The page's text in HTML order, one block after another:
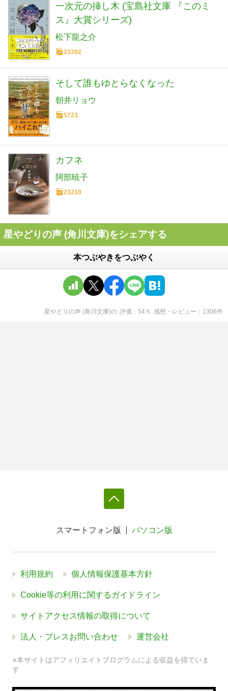
一次元の挿し木 (宝島社文庫 『このミ
ス』大賞シリーズ)
松下龍之介
23392
そして誰もゆとらなくなった
朝井リョウ
5723
カフネ
阿部暁子
23210
星やどりの声 (角川文庫)をシェアする
本つぶやきをつぶやく
星やどりの声 (角川文庫)の 評価 54％ 感想・レビュー 1306件
スマートフォン版 パソコン版
利用規約 個人情報保護基本方針
Cookie等の利用に関するガイドライン
サイトアクセス情報の取得について
法人・プレスお問い合わせ 運営会社
※本サイトはアフィリエイトプログラムによる収益を得ていま
す